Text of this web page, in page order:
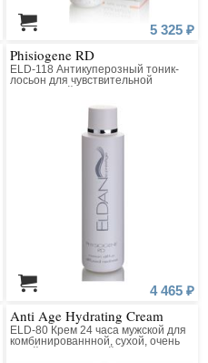
5 325 ₽
Phisiogene RD
ELD-118 Антикуперозный тоник-
лосьон для чувствительной
нормальной кожи
4 465 ₽
Anti Age Hydrating Cream
ELD-80 Крем 24 часа мужской для
комбинированнной, сухой, очень
сухой и нормальной кожи